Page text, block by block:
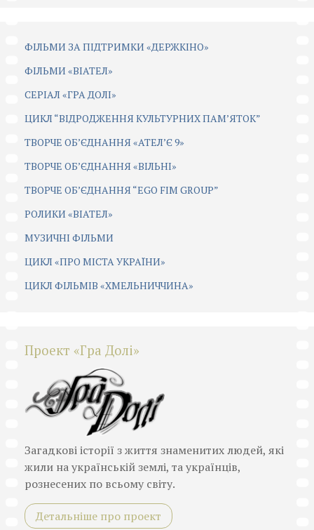
ФІЛЬМИ ЗА ПІДТРИМКИ «ДЕРЖКІНО»
ФІЛЬМИ «ВІАТЕЛ»
СЕРІАЛ «ГРА ДОЛІ»
ЦИКЛ “ВІДРОДЖЕННЯ КУЛЬТУРНИХ ПАМ’ЯТОК”
ТВОРЧЕ ОБ’ЄДНАННЯ «АТЕЛ’Є 9»
ТВОРЧЕ ОБ’ЄДНАННЯ «ВІЛЬНІ»
ТВОРЧЕ ОБ’ЄДНАННЯ “EGO FIM GROUP”
РОЛИКИ «ВІАТЕЛ»
МУЗИЧНІ ФІЛЬМИ
ЦИКЛ «ПРО МІСТА УКРАЇНИ»
ЦИКЛ ФІЛЬМІВ «ХМЕЛЬНИЧЧИНА»
Проект «Гра Долі»
Загадкові історії з життя знаменитих людей, які
жили на українській землі, та українців,
рознесених по всьому світу.
Детальніше про проект